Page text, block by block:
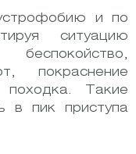
и по
ситуацию
покраснение
походка. Такие
в пик приступа